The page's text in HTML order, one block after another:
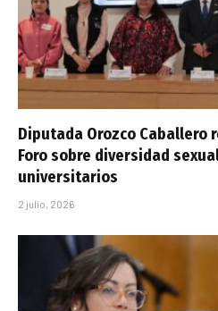
Diputada Orozco Caballero
Foro sobre diversidad
universitarios
2 julio, 2026